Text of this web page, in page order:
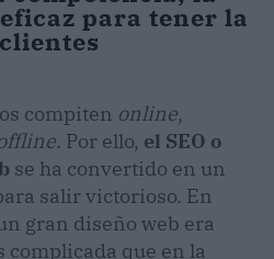
para tener la
compiten online,
Por ello, el SEO o
se ha convertido en un
salir victorioso. En
gran diseño web era
complicada que en la